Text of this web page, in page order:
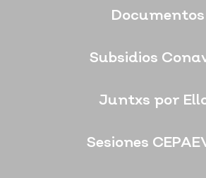
Documentos
Subsidios
Juntxs por
Sesiones